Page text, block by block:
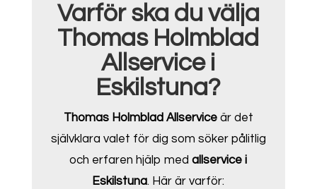
Varför ska du välja
Thomas Holmblad
Allservice i
Eskilstuna?
Thomas Holmblad Allserviceär det
självklara valet för dig som söker pålitlig
och erfaren hjälp medallservice i
Eskilstuna. Här är varför: